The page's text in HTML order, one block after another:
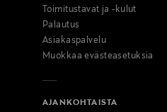
Toimitustavat ja -kulut
Palautus
Asiakaspalvelu
Muokkaa evästeasetuksia
AJANKOHTAISTA